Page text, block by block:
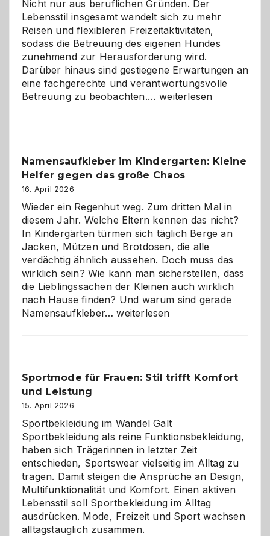
Nicht nur aus beruflichen Gründen. Der
Lebensstil insgesamt wandelt sich zu mehr
Reisen und flexibleren Freizeitaktivitäten,
sodass die Betreuung des eigenen Hundes
zunehmend zur Herausforderung wird.
Darüber hinaus sind gestiegene Erwartungen an
eine fachgerechte und verantwortungsvolle
Betreuung zu beobachten.…Betreuung
ist
eine
Wahl?
weiterlesen
Namensaufkleber im Kindergarten: Kleine
Helfer gegen das große Chaos
16. April 2026
Wieder ein Regenhut weg. Zum dritten Mal in
diesem Jahr. Welche Eltern kennen das nicht?
In Kindergärten türmen sich täglich Berge an
Jacken, Mützen und Brotdosen, die alle
verdächtig ähnlich aussehen. Doch muss das
wirklich sein? Wie kann man sicherstellen, dass
die Lieblingssachen der Kleinen auch wirklich
nach Hause finden? Und warum sind gerade
Namensaufkleber…Namensaufkleber
gegen
Chaos
weiterlesen
Sportmode für Frauen: Stil trifft Komfort
und Leistung
15. April 2026
Sportbekleidung im Wandel Galt
Sportbekleidung als reine Funktionsbekleidung,
haben sich Trägerinnen in letzter Zeit
entschieden, Sportswear vielseitig im Alltag zu
tragen. Damit steigen die Ansprüche an Design,
Multifunktionalität und Komfort. Einen aktiven
Lebensstil soll Sportbekleidung im Alltag
ausdrücken. Mode, Freizeit und Sport wachsen
alltagstauglich zusammen.